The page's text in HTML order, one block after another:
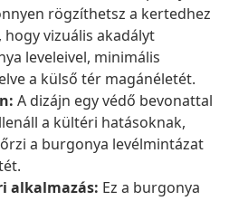
rögzíthetsz a kertedhez
vizuális akadályt
leveleivel, minimális
a külső tér magánéletét.
A dizájn egy védő bevonattal
a kültéri hatásoknak,
a burgonya levélmintázat
alkalmazás: Ez a burgonya